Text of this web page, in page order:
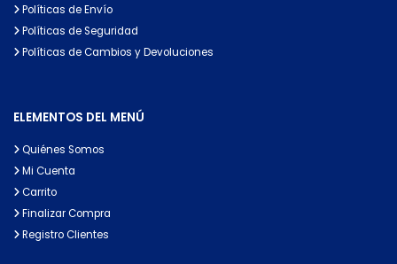
Políticas de Envío
Políticas de Seguridad
Políticas de Cambios y Devoluciones
ELEMENTOS DEL MENÚ
Quiénes Somos
Mi Cuenta
Carrito
Finalizar Compra
Registro Clientes